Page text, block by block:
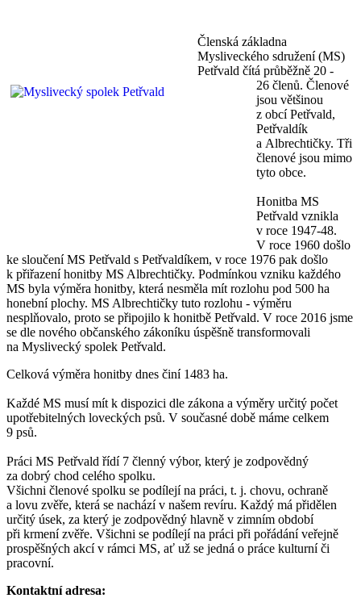
Členská základna
Mysliveckého sdružení (MS)
Petřvald čítá průběžně 20 -
26 členů. Členové
jsou většinou
z obcí Petřvald,
Petřvaldík
a Albrechtičky. Tři
členové jsou mimo
tyto obce.
Honitba MS
Petřvald vznikla
v roce 1947-48.
V roce 1960 došlo
ke sloučení MS Petřvald s Petřvaldíkem, v roce 1976 pak došlo
k přiřazení honitby MS Albrechtičky. Podmínkou vzniku každého
MS byla výměra honitby, která nesměla mít rozlohu pod 500 ha
honební plochy. MS Albrechtičky tuto rozlohu - výměru
nesplňovalo, proto se připojilo k honitbě Petřvald. V roce 2016 jsme
se dle nového občanského zákoníku úspěšně transformovali
na Myslivecký spolek Petřvald.
Celková výměra honitby dnes činí 1483 ha.
Každé MS musí mít k dispozici dle zákona a výměry určitý počet
upotřebitelných loveckých psů. V současné době máme celkem
9 psů.
Práci MS Petřvald řídí 7 členný výbor, který je zodpovědný
za dobrý chod celého spolku.
Všichni členové spolku se podílejí na práci, t. j. chovu, ochraně
a lovu zvěře, která se nachází v našem revíru. Každý má přidělen
určitý úsek, za který je zodpovědný hlavně v zimním období
při krmení zvěře. Všichni se podílejí na práci při pořádání veřejně
prospěšných akcí v rámci MS, ať už se jedná o práce kulturní či
pracovní.
Kontaktní adresa: